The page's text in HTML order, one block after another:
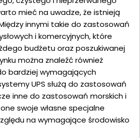
mieć na uwadze, że istnieją
innymi takie do zastosowań
i komercyjnych, które
budżetu oraz poszukiwanej
można znaleźć również
bardziej wymagających
UPS służą do zastosowań
inne do zastosowań morskich i
swoje własne specjalne
na wymagające środowisko